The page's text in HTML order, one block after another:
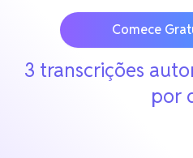
Comece
3 transcrições
por